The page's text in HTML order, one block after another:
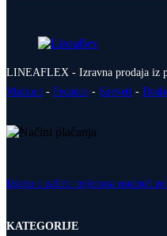
LINEAFLEX - Izravna prodaja iz
Madraci - Podnice - Kreveti -
Izjava o zaštiti prijenosa osobnih
KATEGORIJE